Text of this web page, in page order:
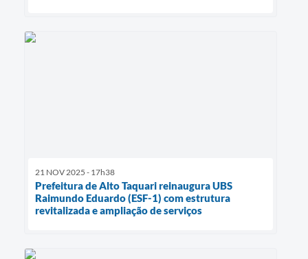
21 NOV 2025 - 17h38
Prefeitura de Alto Taquari reinaugura UBS
Raimundo Eduardo (ESF-1) com estrutura
revitalizada e ampliação de serviços